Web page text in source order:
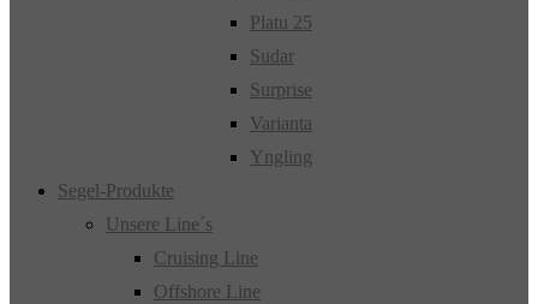
Platu 25
Sudar
Surprise
Varianta
Yngling
Segel-Produkte
Unsere Line´s
Cruising Line
Offshore Line